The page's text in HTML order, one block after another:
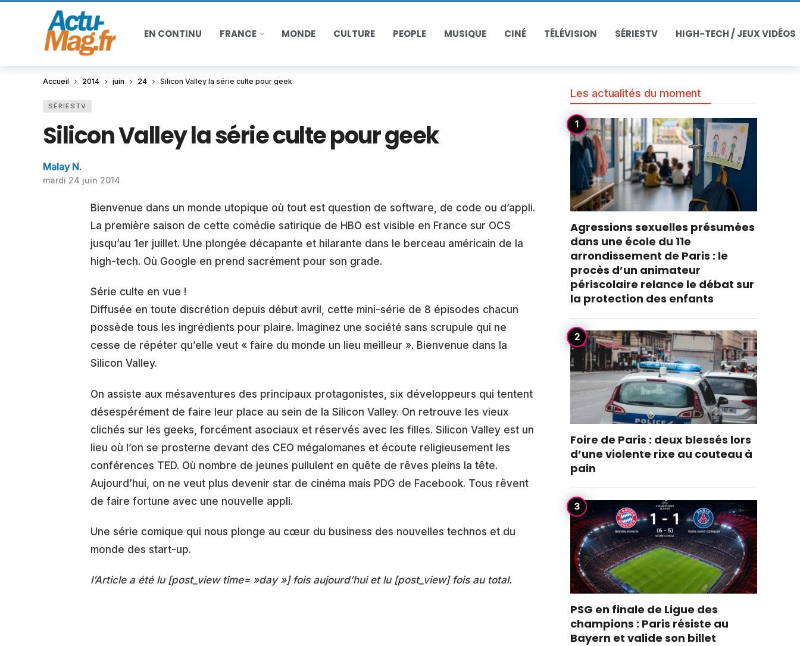
EN CONTINU FRANCE MONDE CULTURE PEOPLE MUSIQUE CINÉ TÉLÉVISION SÉRIESTV HIGH-TECH / JEUX VIDÉOS
Accueil 2014 juin 24 Silicon Valley la série culte pour geek
SÉRIESTV
Silicon Valley la série culte pour geek
Malay N.
mardi 24 juin 2014
Bienvenue dans un monde utopique où tout est question de software, de code ou d’appli.
La première saison de cette comédie satirique de HBO est visible en France sur OCS
jusqu’au 1er juillet. Une plongée décapante et hilarante dans le berceau américain de la
high-tech. Où Google en prend sacrément pour son grade.
Série culte en vue !
Diffusée en toute discrétion depuis début avril, cette mini-série de 8 épisodes chacun
possède tous les ingrédients pour plaire. Imaginez une société sans scrupule qui ne
cesse de répéter qu’elle veut « faire du monde un lieu meilleur ». Bienvenue dans la
Silicon Valley.
On assiste aux mésaventures des principaux protagonistes, six développeurs qui tentent
désespérément de faire leur place au sein de la Silicon Valley. On retrouve les vieux
clichés sur les geeks, forcément asociaux et réservés avec les filles. Silicon Valley est un
lieu où l’on se prosterne devant des CEO mégalomanes et écoute religieusement les
conférences TED. Où nombre de jeunes pullulent en quête de rêves pleins la tête.
Aujourd’hui, on ne veut plus devenir star de cinéma mais PDG de Facebook. Tous rêvent
de faire fortune avec une nouvelle appli.
Une série comique qui nous plonge au cœur du business des nouvelles technos et du
monde des start-up.
l’Article a été lu [post_view time= »day »] fois aujourd’hui et lu [post_view] fois au total.
Les actualités du moment
Agressions sexuelles présumées
dans une école du 11e
arrondissement de Paris : le
procès d’un animateur
périscolaire relance le débat sur
la protection des enfants
Foire de Paris : deux blessés lors
d’une violente rixe au couteau à
pain
PSG en finale de Ligue des
champions : Paris résiste au
Bayern et valide son billet